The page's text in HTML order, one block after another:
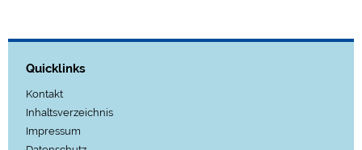
Quicklinks
Kontakt
Inhaltsverzeichnis
Impressum